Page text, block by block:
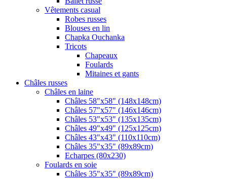
Vêtements casual
Robes russes
Blouses en lin
Chapka Ouchanka
Tricots
Chapeaux
Foulards
Mitaines et gants
Châles russes
Châles en laine
Châles 58"x58" (148x148cm)
Châles 57"x57" (146x146cm)
Châles 53"x53" (135x135cm)
Châles 49"x49" (125x125cm)
Châles 43"x43" (110x110cm)
Châles 35"x35" (89x89cm)
Echarpes (80х230)
Foulards en soie
Châles 35"x35" (89x89cm)